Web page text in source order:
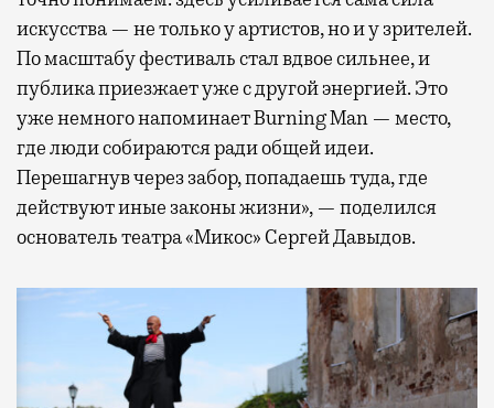
искусства — не только у артистов, но и у зрителей.
По масштабу фестиваль стал вдвое сильнее, и
публика приезжает уже с другой энергией. Это
уже немного напоминает Burning Man — место,
где люди собираются ради общей идеи.
Перешагнув через забор, попадаешь туда, где
действуют иные законы жизни», — поделился
основатель театра «Микос» Сергей Давыдов.